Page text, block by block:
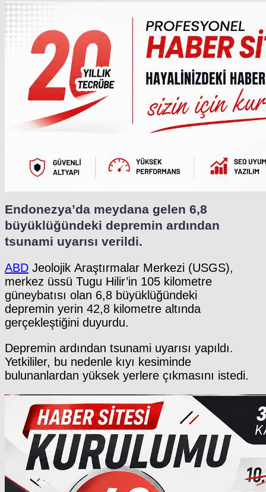
Endonezya’da meydana gelen 6,8
büyüklüğündeki depremin ardından
tsunami uyarısı verildi.
ABD Jeolojik Araştırmalar Merkezi (USGS),
merkez üssü Tugu Hilir’in 105 kilometre
güneybatısı olan 6,8 büyüklüğündeki
depremin yerin 42,8 kilometre altında
gerçekleştiğini duyurdu.
Depremin ardından tsunami uyarısı yapıldı.
Yetkililer, bu nedenle kıyı kesiminde
bulunanlardan yüksek yerlere çıkmasını istedi.